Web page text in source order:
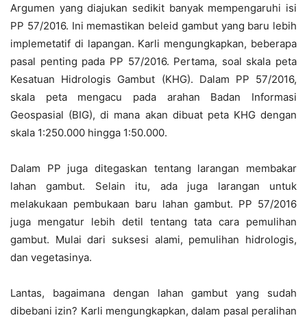
Argumen yang diajukan sedikit banyak mempengaruhi isi
PP 57/2016. Ini memastikan beleid gambut yang baru lebih
implemetatif di lapangan. Karli mengungkapkan, beberapa
pasal penting pada PP 57/2016. Pertama, soal skala peta
Kesatuan Hidrologis Gambut (KHG). Dalam PP 57/2016,
skala peta mengacu pada arahan Badan Informasi
Geospasial (BIG), di mana akan dibuat peta KHG dengan
skala 1:250.000 hingga 1:50.000.
Dalam PP juga ditegaskan tentang larangan membakar
lahan gambut. Selain itu, ada juga larangan untuk
melakukaan pembukaan baru lahan gambut. PP 57/2016
juga mengatur lebih detil tentang tata cara pemulihan
gambut. Mulai dari suksesi alami, pemulihan hidrologis,
dan vegetasinya.
Lantas, bagaimana dengan lahan gambut yang sudah
dibebani izin? Karli mengungkapkan, dalam pasal peralihan